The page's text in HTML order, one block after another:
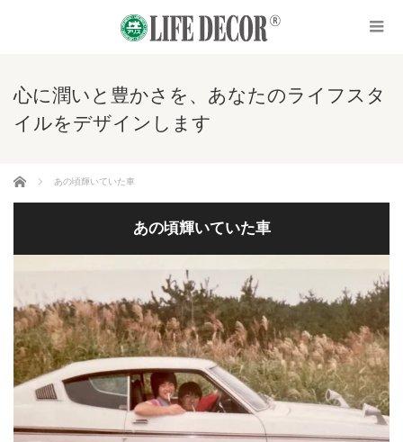
心に潤いと豊かさを、あなたのライフスタ
イルをデザインします
ホーム あの頃輝いていた車
あの頃輝いていた車